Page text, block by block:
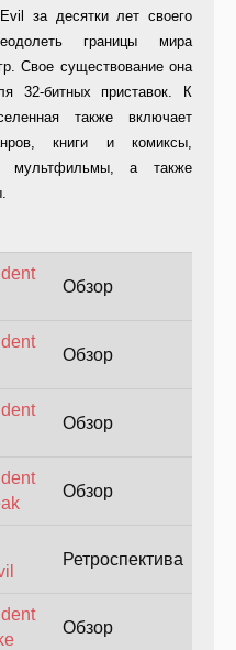
за десятки лет своего
границы мира
Свое существование она
32-битных приставок. К
также включает
книги и комиксы,
мультфильмы, а также
Обзор
Обзор
Обзор
Обзор
Ретроспектива
Обзор